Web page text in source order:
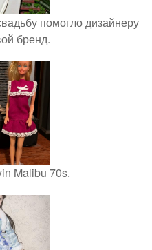
помогло дизайнеру
бренд.
Malibu 70s.